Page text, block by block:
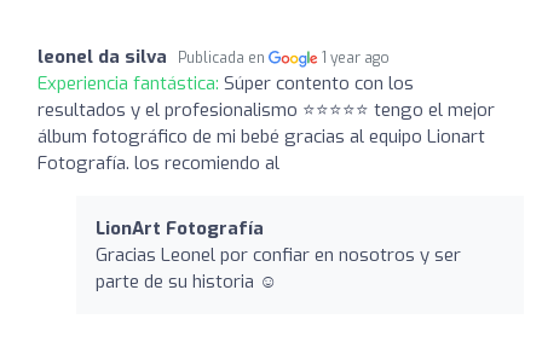
leonel da silva Publicada en 1 year ago
Experiencia fantástica: Súper contento con los
resultados y el profesionalismo ⭐️⭐️⭐️⭐️⭐️ tengo el mejor
álbum fotográfico de mi bebé gracias al equipo Lionart
Fotografía. los recomiendo al
LionArt Fotografía
Gracias Leonel por confiar en nosotros y ser
parte de su historia ☺️